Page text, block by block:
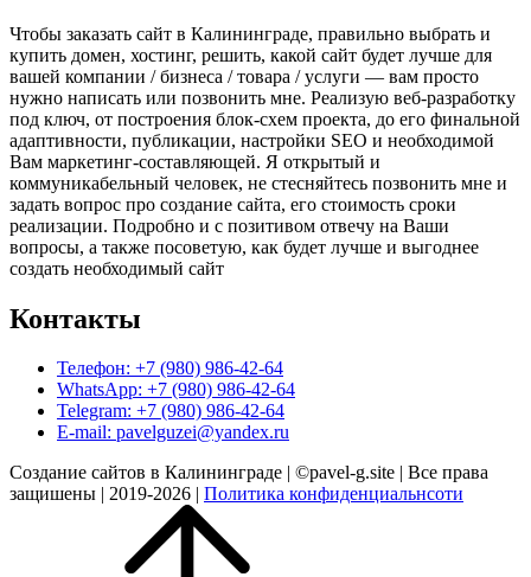
Чтобы заказать сайт в Калининграде, правильно выбрать и
купить домен, хостинг, решить, какой сайт будет лучше для
вашей компании / бизнеса / товара / услуги — вам просто
нужно написать или позвонить мне. Реализую веб-разработку
под ключ, от построения блок-схем проекта, до его финальной
адаптивности, публикации, настройки SEO и необходимой
Вам маркетинг-составляющей. Я открытый и
коммуникабельный человек, не стесняйтесь позвонить мне и
задать вопрос про создание сайта, его стоимость сроки
реализации. Подробно и с позитивом отвечу на Ваши
вопросы, а также посоветую, как будет лучше и выгоднее
создать необходимый сайт
Контакты
Телефон: +7 (980) 986-42-64
WhatsApp: +7 (980) 986-42-64
Telegram: +7 (980) 986-42-64
E-mail: pavelguzei@yandex.ru
Создание сайтов в Калининграде | ©pavel-g.site | Все права
защишены | 2019-2026 | Политика конфиденциальнсоти